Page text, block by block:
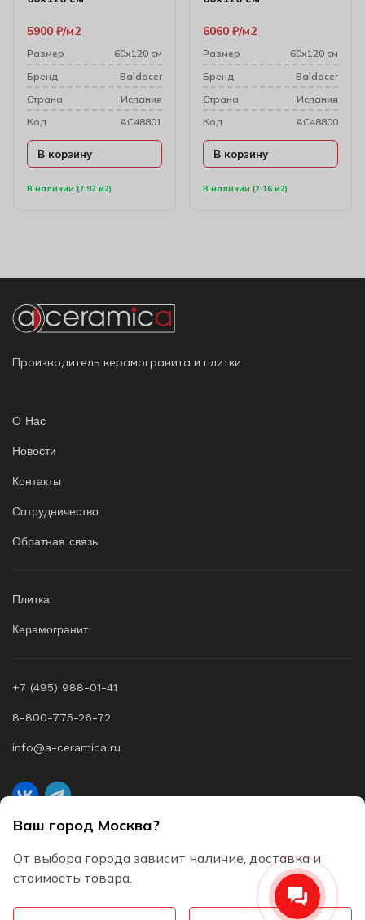
Ваш город Москва?
От выбора города зависит наличие, доставка и
стоимость товара.
В наличии (7.92 м2)
5900 ₽ м2
Размер
60х120 см
Бренд
Baldocer
Cтрана
Испания
Код
AC48801
В корзину
В наличии (2.16 м2)
6060 ₽ м2
Размер
60х120 см
Бренд
Baldocer
Cтрана
Испания
Код
AC48800
В корзину
Производитель керамогранита и плитки
О Нас
Новости
Контакты
Сотрудничество
Обратная связь
Плитка
Керамогранит
+7 (495) 988-01-41
8-800-775-26-72
info@a-ceramica.ru
Согласие на обработку персональных данных